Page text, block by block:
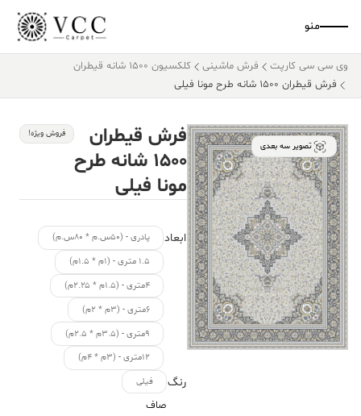
منو
وی سی سی کارپت فرش ماشینی
کلکسیون ۱۵۰۰ شانه قیطران
فرش قیطران ۱۵۰۰ شانه طرح مونا فیلی
تصویر سه بعدی
فرش قیطران
۱۵۰۰ شانه طرح
مونا فیلی
فروش ویژه!
ابعاد
پادری - (۵۰س.م * ۸۰س.م)
۱.۵ متری - (۱م * ۱.۵م)
۴متری - (۱.۵م * ۲.۲۵م)
۶متری - (۳م * ۲م)
۹متری - (۳.۵م * ۲.۵م)
۱۲متری - (۳م * ۴م)
رنگ فیلی
صاف